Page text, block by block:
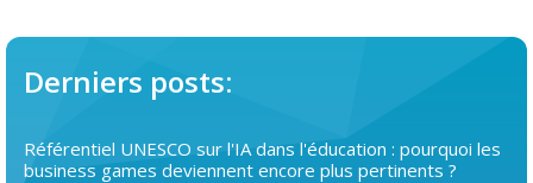
Derniers posts:
Référentiel UNESCO sur l'IA dans l'éducation : pourquoi les
business games deviennent encore plus pertinents ?